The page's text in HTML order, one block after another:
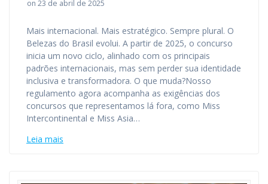
on 23 de abril de 2025
Mais internacional. Mais estratégico. Sempre plural. O
Belezas do Brasil evolui. A partir de 2025, o concurso
inicia um novo ciclo, alinhado com os principais
padrões internacionais, mas sem perder sua identidade
inclusiva e transformadora. O que muda?Nosso
regulamento agora acompanha as exigências dos
concursos que representamos lá fora, como Miss
Intercontinental e Miss Asia…
Leia mais